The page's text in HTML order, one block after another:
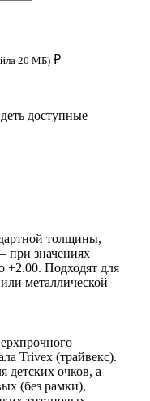
20 МБ) ₽
доступные
толщины,
при значениях
+2.00. Подходят для
металлической
Trivex (трайвекс).
детских очков, а
(без рамки),